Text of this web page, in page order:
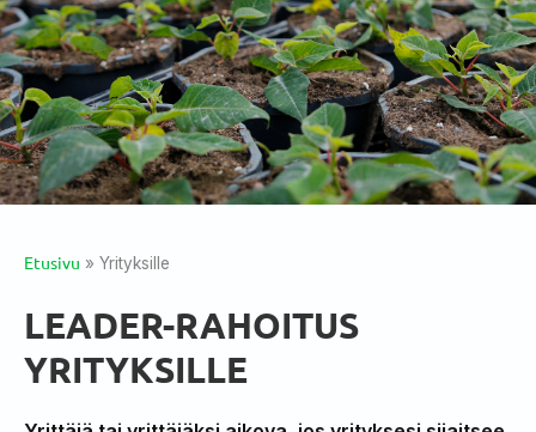
Etusivu » Yrityksille
LEADER-RAHOITUS
YRITYKSILLE